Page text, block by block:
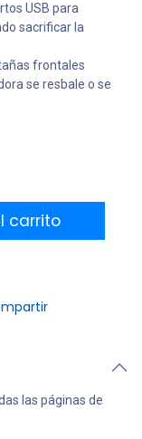
USB para
sacrificar la
frontales
se resbale o se
carrito
las páginas de